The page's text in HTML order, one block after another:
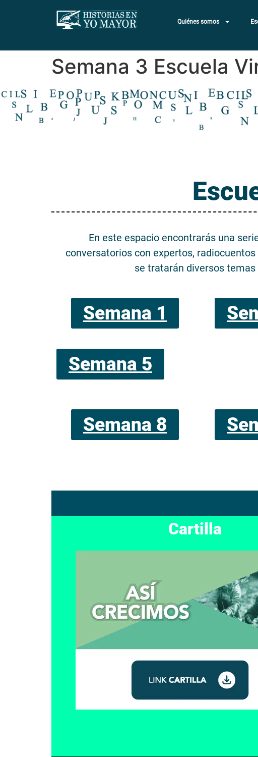
Quiénes somos
Semana 3 Escuela
En este espacio encontrarás una
conversatorios con expertos,
se tratarán diversos
Semana 1
Semana 5
Semana 8
Cartilla